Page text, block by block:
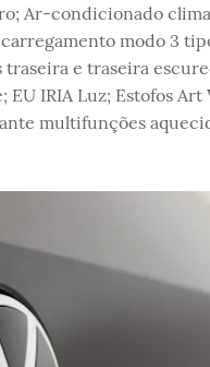
Ar-condicionado
modo 3
traseira e traseira
IRIA Luz; Estofos
multifunções